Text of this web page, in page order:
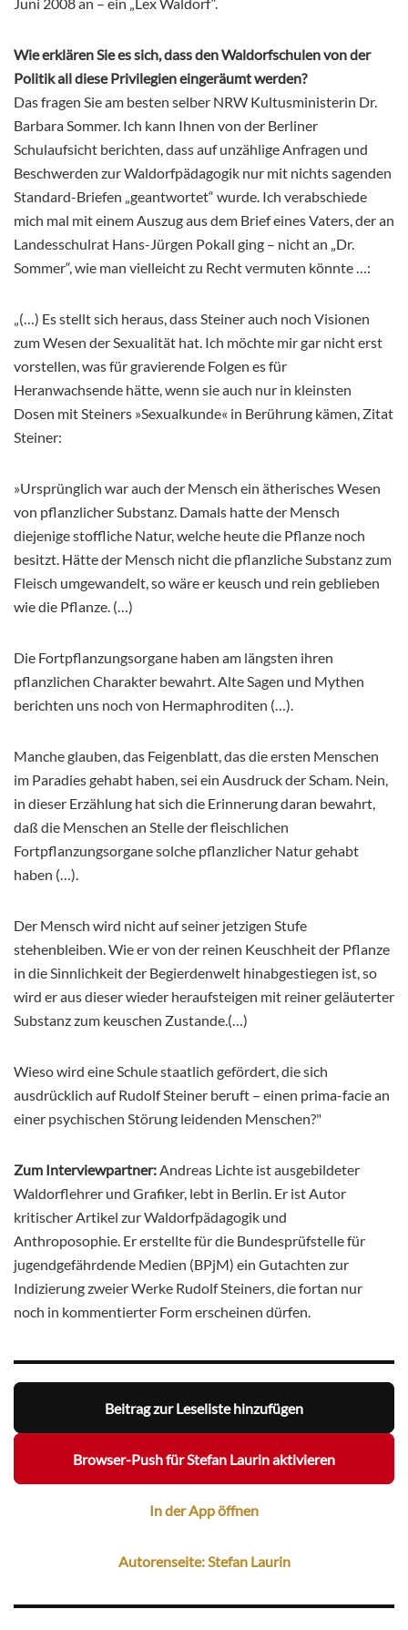
Wie erklären Sie es sich, dass den Waldorfschulen von der
Politik all diese Privilegien eingeräumt werden?
Das fragen Sie am besten selber NRW Kultusministerin Dr.
Barbara Sommer. Ich kann Ihnen von der Berliner
Schulaufsicht berichten, dass auf unzählige Anfragen und
Beschwerden zur Waldorfpädagogik nur mit nichts sagenden
Standard-Briefen „geantwortet“ wurde. Ich verabschiede
mich mal mit einem Auszug aus dem Brief eines Vaters, der an
Landesschulrat Hans-Jürgen Pokall ging – nicht an „Dr.
Sommer“, wie man vielleicht zu Recht vermuten könnte …:
„(…) Es stellt sich heraus, dass Steiner auch noch Visionen
zum Wesen der Sexualität hat. Ich möchte mir gar nicht erst
vorstellen, was für gravierende Folgen es für
Heranwachsende hätte, wenn sie auch nur in kleinsten
Dosen mit Steiners »Sexualkunde« in Berührung kämen, Zitat
Steiner:
»Ursprünglich war auch der Mensch ein ätherisches Wesen
von pflanzlicher Substanz. Damals hatte der Mensch
diejenige stoffliche Natur, welche heute die Pflanze noch
besitzt. Hätte der Mensch nicht die pflanzliche Substanz zum
Fleisch umgewandelt, so wäre er keusch und rein geblieben
wie die Pflanze. (…)
Die Fortpflanzungsorgane haben am längsten ihren
pflanzlichen Charakter bewahrt. Alte Sagen und Mythen
berichten uns noch von Hermaphroditen (…).
Manche glauben, das Feigenblatt, das die ersten Menschen
im Paradies gehabt haben, sei ein Ausdruck der Scham. Nein,
in dieser Erzählung hat sich die Erinnerung daran bewahrt,
daß die Menschen an Stelle der fleischlichen
Fortpflanzungsorgane solche pflanzlicher Natur gehabt
haben (…).
Der Mensch wird nicht auf seiner jetzigen Stufe
stehenbleiben. Wie er von der reinen Keuschheit der Pflanze
in die Sinnlichkeit der Begierdenwelt hinabgestiegen ist, so
wird er aus dieser wieder heraufsteigen mit reiner geläuterter
Substanz zum keuschen Zustande.(…)
Wieso wird eine Schule staatlich gefördert, die sich
ausdrücklich auf Rudolf Steiner beruft – einen prima-facie an
einer psychischen Störung leidenden Menschen?"
Zum Interviewpartner:Andreas Lichte ist ausgebildeter
Waldorflehrer und Grafiker, lebt in Berlin. Er ist Autor
kritischer Artikel zur Waldorfpädagogik und
Anthroposophie. Er erstellte für die Bundesprüfstelle für
jugendgefährdende Medien (BPjM) ein Gutachten zur
Indizierung zweier Werke Rudolf Steiners, die fortan nur
noch in kommentierter Form erscheinen dürfen.
Beitrag zur Leseliste hinzufügen
Browser-Push für Stefan Laurin aktivieren
In der App öffnen
Autorenseite: Stefan Laurin